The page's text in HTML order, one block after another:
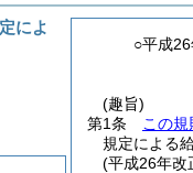
○平成
(趣旨)
第1条
この規
規定による
(平成26年改
によ